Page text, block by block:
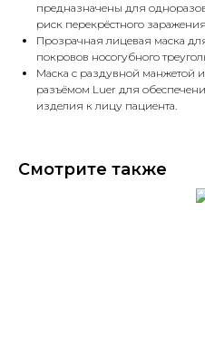
предназначены для
риск перекрёстного
Прозрачная лицевая маска
покровов носогубного
Маска с раздувной манжетой
разъёмом Luer для
изделия к лицу пациента.
Смотрите также